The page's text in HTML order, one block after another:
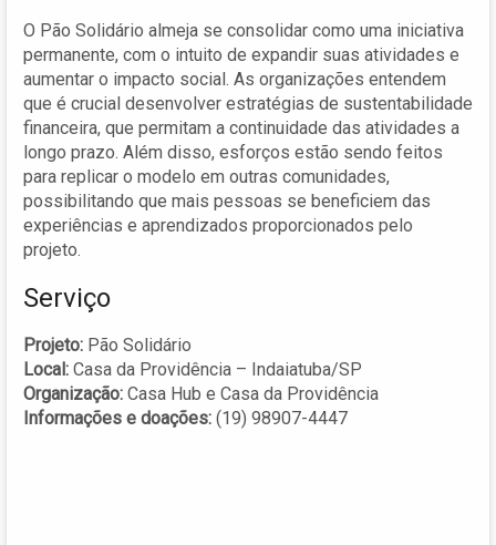
O Pão Solidário almeja se consolidar como uma iniciativa
permanente, com o intuito de expandir suas atividades e
aumentar o impacto social. As organizações entendem
que é crucial desenvolver estratégias de sustentabilidade
financeira, que permitam a continuidade das atividades a
longo prazo. Além disso, esforços estão sendo feitos
para replicar o modelo em outras comunidades,
possibilitando que mais pessoas se beneficiem das
experiências e aprendizados proporcionados pelo
projeto.
Serviço
Projeto: Pão Solidário
Local: Casa da Providência – Indaiatuba/SP
Organização: Casa Hub e Casa da Providência
Informações e doações: (19) 98907-4447